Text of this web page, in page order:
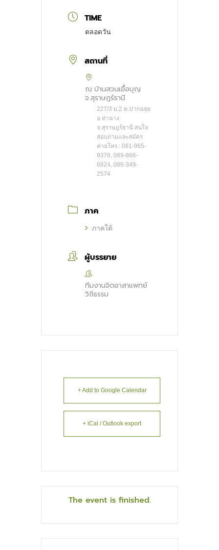
TIME
ตลอดวัน
สถานที่
ณ บ้านสวนเอื้อบุญ
จ.สุราษฎร์ธานี
227/3 ม.2 ต.ปากฉลุย
อ.ท่าฉาง
จ.สุราษฎร์ธานี สนใจ
สอบถามและสมัคร
ค่ายโทร : 081-965-
9378, 089-866-
6824, 086-349-
2574
ภาค
ภาคใต้
ผู้บรรยาย
ทีมงานจิตอาสาแพทย์
วิถีธรรม
+ Add to Google Calendar
+ iCal / Outlook export
The event is finished.